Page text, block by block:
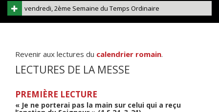
vendredi, 2ème Semaine du Temps Ordinaire
Revenir aux lectures du calendrier romain.
LECTURES DE LA MESSE
PREMIÈRE LECTURE
« Je ne porterai pas la main sur celui qui a reçu